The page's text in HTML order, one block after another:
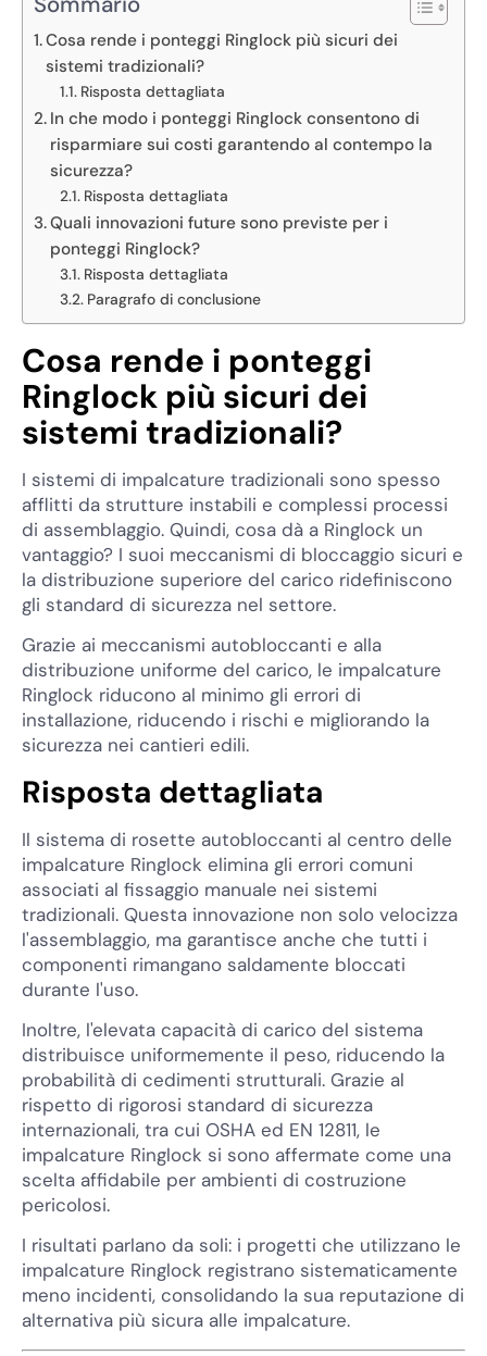
Cosa rende i ponteggi Ringlock più sicuri dei
sistemi tradizionali?
Risposta dettagliata
In che modo i ponteggi Ringlock consentono di
risparmiare sui costi garantendo al contempo la
sicurezza?
Risposta dettagliata
Quali innovazioni future sono previste per i
ponteggi Ringlock?
Risposta dettagliata
Paragrafo di conclusione
Cosa rende i ponteggi
Ringlock più sicuri dei
sistemi tradizionali?
I sistemi di impalcature tradizionali sono spesso
afflitti da strutture instabili e complessi processi
di assemblaggio. Quindi, cosa dà a Ringlock un
vantaggio? I suoi meccanismi di bloccaggio sicuri e
la distribuzione superiore del carico ridefiniscono
gli standard di sicurezza nel settore.
Grazie ai meccanismi autobloccanti e alla
distribuzione uniforme del carico, le impalcature
Ringlock riducono al minimo gli errori di
installazione, riducendo i rischi e migliorando la
sicurezza nei cantieri edili.
Risposta dettagliata
Il sistema di rosette autobloccanti al centro delle
impalcature Ringlock elimina gli errori comuni
associati al fissaggio manuale nei sistemi
tradizionali. Questa innovazione non solo velocizza
l'assemblaggio, ma garantisce anche che tutti i
componenti rimangano saldamente bloccati
durante l'uso.
Inoltre, l'elevata capacità di carico del sistema
distribuisce uniformemente il peso, riducendo la
probabilità di cedimenti strutturali. Grazie al
rispetto di rigorosi standard di sicurezza
internazionali, tra cui OSHA ed EN 12811, le
impalcature Ringlock si sono affermate come una
scelta affidabile per ambienti di costruzione
pericolosi.
I risultati parlano da soli: i progetti che utilizzano le
impalcature Ringlock registrano sistematicamente
meno incidenti, consolidando la sua reputazione di
alternativa più sicura alle impalcature.